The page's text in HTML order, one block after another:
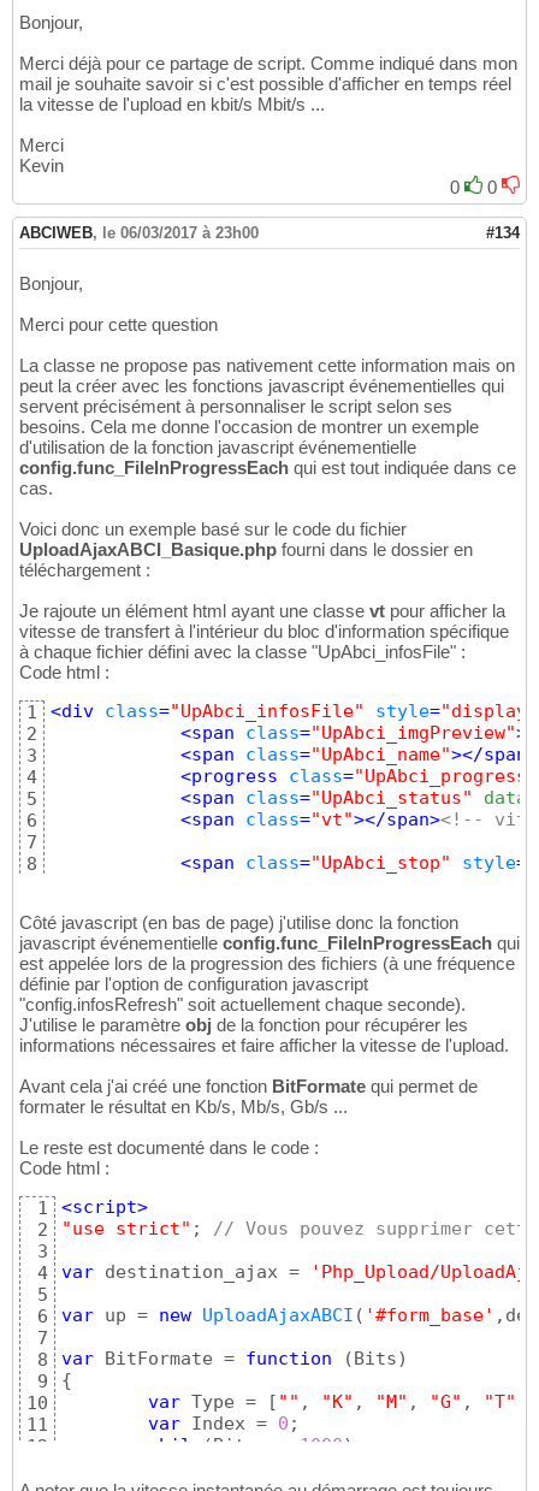
Bonjour,
Merci déjà pour ce partage de script. Comme indiqué dans mon
mail je souhaite savoir si c'est possible d'afficher en temps réel
la vitesse de l'upload en kbit/s Mbit/s ...
Merci
Kevin
0
0
ABCIWEB, le 06/03/2017 à 23h00 #134
Bonjour,
Merci pour cette question
La classe ne propose pas nativement cette information mais on
peut la créer avec les fonctions javascript événementielles qui
servent précisément à personnaliser le script selon ses
besoins. Cela me donne l'occasion de montrer un exemple
d'utilisation de la fonction javascript événementielle
config.func_FileInProgressEach qui est tout indiquée dans ce
cas.
Voici donc un exemple basé sur le code du fichier
UploadAjaxABCI_Basique.php fourni dans le dossier en
téléchargement :
Je rajoute un élément html ayant une classe vt pour afficher la
vitesse de transfert à l'intérieur du bloc d'information spécifique
à chaque fichier défini avec la classe "UpAbci_infosFile" :
Code html :
1
2
3
4
5
6
7
8
<div class="UpAbci_infosFile" style=
<span class="UpAbci_imgPreview">
<span class="UpAbci_name"></span
<progress class=
<span class="UpAbci_status"
<span class="vt"></span><!--
<span class="UpAbci_stop" style=
Côté javascript (en bas de page) j'utilise donc la fonction
javascript événementielle config.func_FileInProgressEach qui
est appelée lors de la progression des fichiers (à une fréquence
définie par l'option de configuration javascript
"config.infosRefresh" soit actuellement chaque seconde).
J'utilise le paramètre obj de la fonction pour récupérer les
informations nécessaires et faire afficher la vitesse de l'upload.
Avant cela j'ai créé une fonction BitFormate qui permet de
formater le résultat en Kb/s, Mb/s, Gb/s ...
Le reste est documenté dans le code :
Code html :
1
2
3
4
5
6
7
8
9
10
11
12
<script>
"use strict" ; // Vous pouvez supprimer
var destination_ajax =
'Php_Upload/
var up = new UploadAjaxABCI ( '#form_base'
var BitFormate = function (Bits)
{
var Type = [ "" , "K" , "M" , "G" , "T"
var Index = 0 ;
while
(Bits >= 1000)